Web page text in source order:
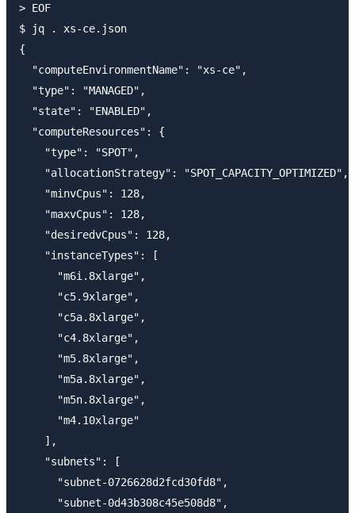
> EOF
$ jq . xs-ce.json
{
  "computeEnvironmentName": "xs-ce",
  "type": "MANAGED",
  "state": "ENABLED",
  "computeResources": {
    "type": "SPOT",
    "allocationStrategy": "SPOT_CAPACITY_OPTIMIZED",
    "minvCpus": 128,
    "maxvCpus": 128,
    "desiredvCpus": 128,
    "instanceTypes": [
      "m6i.8xlarge",
      "c5.9xlarge",
      "c5a.8xlarge",
      "c4.8xlarge",
      "m5.8xlarge",
      "m5a.8xlarge",
      "m5n.8xlarge",
      "m4.10xlarge"
    ],
    "subnets": [
      "subnet-0726628d2fcd30fd8",
      "subnet-0d43b308c45e508d8",